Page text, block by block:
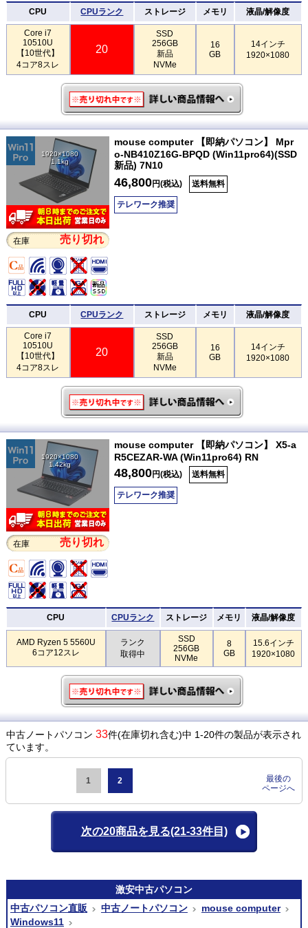
CPU CPUランク ストレージ メモリ 液晶/解像度
Core i7
10510U
【10世代】
4コア8スレ
20
SSD
256GB
新品
NVMe
16
GB
14インチ
1920×1080
1920×1080
1.1kg
在庫 売り切れ
mouse computer 【即納パソコン】 Mpr
o-NB410Z16G-BPQD (Win11pro64)(SSD
新品) 7N10
46,800円(税込) 送料無料
テレワーク推奨
CPU CPUランク ストレージ メモリ 液晶/解像度
Core i7
10510U
【10世代】
4コア8スレ
20
SSD
256GB
新品
NVMe
16
GB
14インチ
1920×1080
1920×1080
1.42kg
在庫 売り切れ
mouse computer 【即納パソコン】 X5-a
R5CEZAR-WA (Win11pro64) RN
48,800円(税込) 送料無料
テレワーク推奨
CPU CPUランク ストレージ メモリ 液晶/解像度
AMD Ryzen 5 5560U
6コア12スレ
ランク
取得中
SSD
256GB
NVMe
8
GB
15.6インチ
1920×1080
中古ノートパソコン 33件(在庫切れ含む)中 1-20件の製品が表示され
ています。
1 2
最後の
ページへ
次の20商品を見る(21-33件目)
激安中古パソコン
中古パソコン直販
中古ノートパソコン
mouse computer
Windows11